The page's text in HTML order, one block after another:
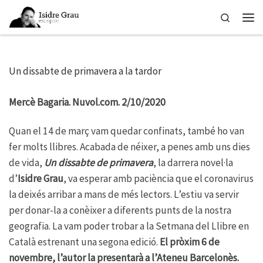
Skip to content
Search
Un dissabte de primavera a la tardor
Mercè Bagaria. Nuvol.com. 2/10/2020
Quan el 14 de març vam quedar confinats, també ho van
fer molts llibres. Acabada de néixer, a penes amb uns dies
de vida, Un dissabte de primavera, la darrera novel·la
d’Isidre Grau, va esperar amb paciència que el coronavirus
la deixés arribar a mans de més lectors. L’estiu va servir
per donar-la a conèixer a diferents punts de la nostra
geografia. La vam poder trobar a la Setmana del Llibre en
Català estrenant una segona edició. El pròxim 6 de
novembre, l’autor la presentarà a l’Ateneu Barcelonès.